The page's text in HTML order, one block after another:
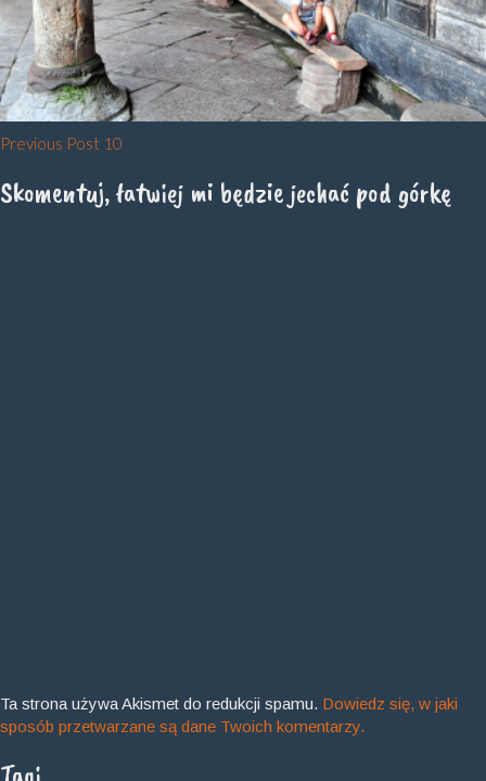
Nawigacja
wpisu
Previous Post 10
Skomentuj, łatwiej mi będzie jechać pod górkę
Ta strona używa Akismet do redukcji spamu. Dowiedz się, w jaki
sposób przetwarzane są dane Twoich komentarzy.